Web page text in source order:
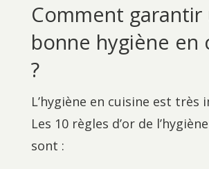
Comment garantir
bonne hygiène en
?
L’hygiène en cuisine est très
Les 10 règles d’or de
sont :